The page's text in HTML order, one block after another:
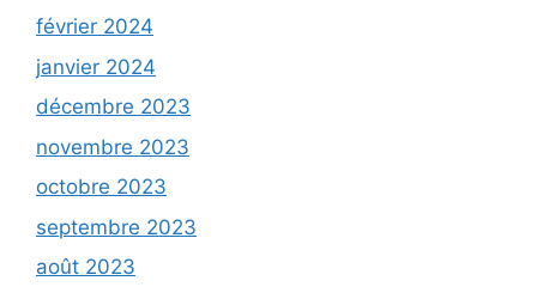
février 2024
janvier 2024
décembre 2023
novembre 2023
octobre 2023
septembre 2023
août 2023